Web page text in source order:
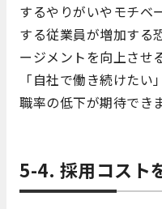
するやりがいやモチベ
する従業員が増加する
ージメントを向上させ
「自社で働き続けた
職率の低下が期待できま
5-4. 採用コスト